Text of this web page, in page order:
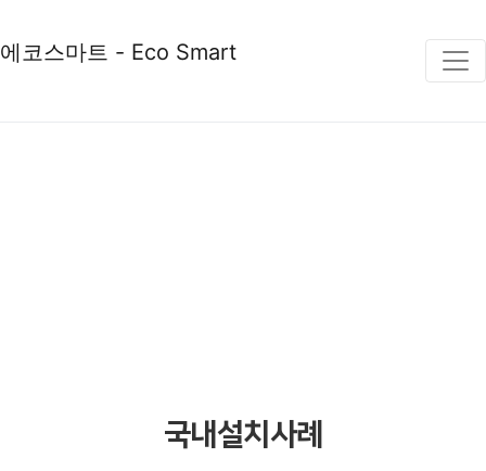
에코스마트 - Eco Smart
국내설치사례